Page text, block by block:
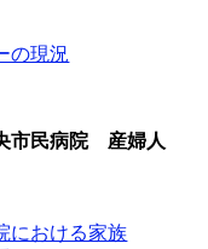
の現況
市民病院 産婦人
における家族